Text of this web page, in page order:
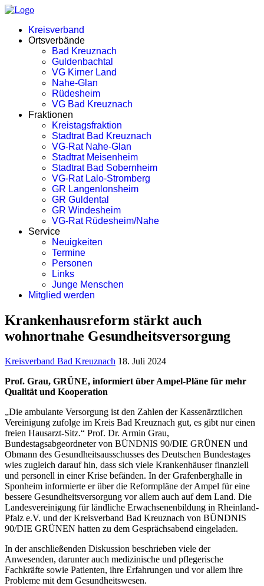
Kreisverband
Ortsverbände
Bad Kreuznach
Guldenbachtal
VG Kirner Land
Nahe-Glan
Rüdesheim
VG Bad Kreuznach
Fraktionen
Kreistagsfraktion
Stadtrat Bad Kreuznach
VG-Rat Nahe-Glan
Stadtrat Meisenheim
Stadtrat Bad Sobernheim
VG-Rat Lalo-Stromberg
GR Langenlonsheim
GR Guldental
GR Windesheim
VG-Rat Rüdesheim/Nahe
Service
Neuigkeiten
Termine
Personen
Links
Junge Menschen
Mitglied werden
Krankenhausreform stärkt auch
wohnortnahe Gesundheitsversorgung
Kreisverband Bad Kreuznach 18. Juli 2024
Prof. Grau, GRÜNE, informiert über Ampel-Pläne für mehr
Qualität und Kooperation
„Die ambulante Versorgung ist den Zahlen der Kassenärztlichen
Vereinigung zufolge im Kreis Bad Kreuznach gut, es gibt nur einen
freien Hausarzt-Sitz.“ Prof. Dr. Armin Grau,
Bundestagsabgeordneter von BÜNDNIS 90/DIE GRÜNEN und
Obmann des Gesundheitsausschusses des Deutschen Bundestages
wies zugleich darauf hin, dass sich viele Krankenhäuser finanziell
und personell in einer Krise befänden. In der Grafenberghalle in
Sponheim informierte er über die Reformpläne der Ampel für eine
bessere Gesundheitsversorgung vor allem auch auf dem Land. Die
Landesvereinigung für ländliche Erwachsenenbildung in Rheinland-
Pfalz e.V. und der Kreisverband Bad Kreuznach von BÜNDNIS
90/DIE GRÜNEN hatten zu dem Gesprächsabend eingeladen.
In der anschließenden Diskussion beschrieben viele der
Anwesenden, darunter auch medizinische und pflegerische
Fachkräfte sowie Patienten, ihre Erfahrungen und vor allem ihre
Probleme mit dem Gesundheitswesen.